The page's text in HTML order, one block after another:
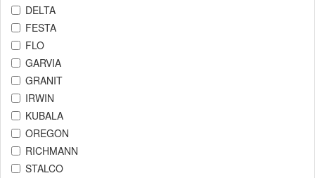
DELTA
FESTA
FLO
GARVIA
GRANIT
IRWIN
KUBALA
OREGON
RICHMANN
STALCO